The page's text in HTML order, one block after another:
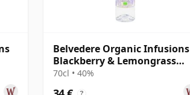
Belvedere Organic Infusions
Blackberry & Lemongrass
Vodka
70cl • 40%
?